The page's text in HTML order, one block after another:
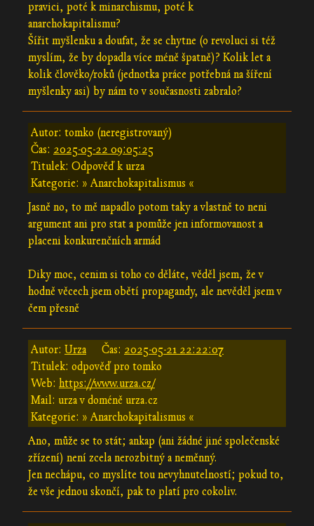
pravici, poté k minarchismu, poté k
anarchokapitalismu?
Šířit myšlenku a doufat, že se chytne (o revoluci si též
myslím, že by dopadla více méně špatně)? Kolik let a
kolik člověko/roků (jednotka práce potřebná na šíření
myšlenky asi) by nám to v současnosti zabralo?
Autor: tomko (neregistrovaný)
Čas: 2025-05-22 09:05:25
Titulek: Odpověď k urza
Kategorie: » Anarchokapitalismus «
Jasně no, to mě napadlo potom taky a vlastně to neni
argument ani pro stat a pomůže jen informovanost a
placeni konkurenčních armád
Diky moc, cenim si toho co děláte, věděl jsem, že v
hodně věcech jsem obětí propagandy, ale nevěděl jsem v
čem přesně
Autor: Urza Čas: 2025-05-21 22:22:07
Titulek: odpověď pro tomko
Web: https://www.urza.cz/
Mail: urza v doméně urza.cz
Kategorie: » Anarchokapitalismus «
Ano, může se to stát; ankap (ani žádné jiné společenské
zřízení) není zcela nerozbitný a neměnný.
Jen nechápu, co myslíte tou nevyhnutelností; pokud to,
že vše jednou skončí, pak to platí pro cokoliv.